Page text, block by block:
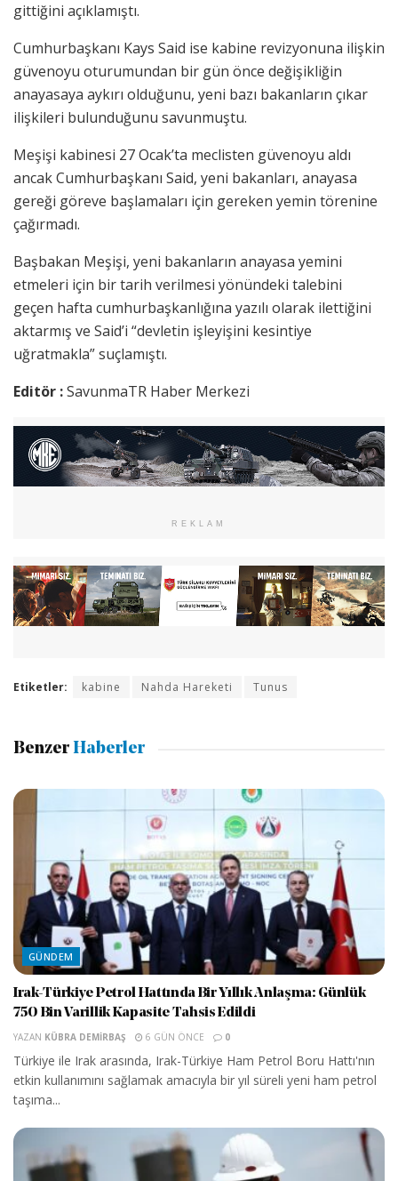
gittiğini açıklamıştı.
Cumhurbaşkanı Kays Said ise kabine revizyonuna ilişkin
güvenoyu oturumundan bir gün önce değişikliğin
anayasaya aykırı olduğunu, yeni bazı bakanların çıkar
ilişkileri bulunduğunu savunmuştu.
Meşişi kabinesi 27 Ocak’ta meclisten güvenoyu aldı
ancak Cumhurbaşkanı Said, yeni bakanları, anayasa
gereği göreve başlamaları için gereken yemin törenine
çağırmadı.
Başbakan Meşişi, yeni bakanların anayasa yemini
etmeleri için bir tarih verilmesi yönündeki talebini
geçen hafta cumhurbaşkanlığına yazılı olarak ilettiğini
aktarmış ve Said’i “devletin işleyişini kesintiye
uğratmakla” suçlamıştı.
Editör :SavunmaTR Haber Merkezi
REKLAM
Etiketler: kabine Nahda Hareketi Tunus
Benzer Haberler
GÜNDEM
Irak-Türkiye Petrol Hattında Bir Yıllık Anlaşma: Günlük
750 Bin Varillik Kapasite Tahsis Edildi
YAZAN KÜBRA DEMIRBAŞ 6 GÜN ÖNCE 0
Türkiye ile Irak arasında, Irak-Türkiye Ham Petrol Boru Hattı'nın
etkin kullanımını sağlamak amacıyla bir yıl süreli yeni ham petrol
taşıma...